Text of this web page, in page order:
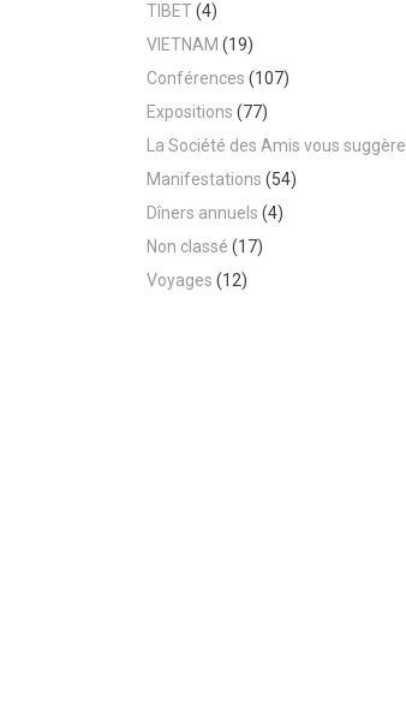
TIBET(4)
VIETNAM (19)
Conférences (107)
Expositions (77)
La Société des Amis vous suggère
Manifestations (54)
Dîners annuels (4)
Non classé (17)
Voyages (12)